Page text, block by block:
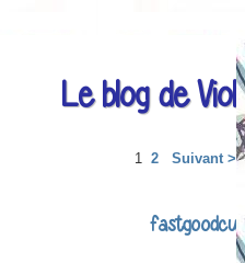
Le blog de
1 2 Suivant >